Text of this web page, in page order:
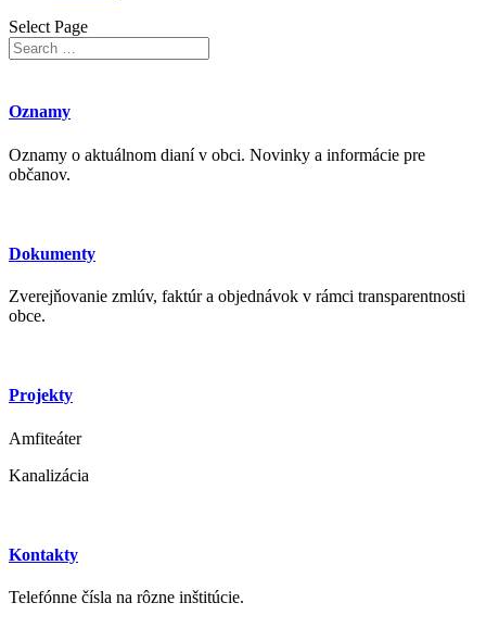
Select Page
Oznamy
Oznamy o aktuálnom dianí v obci. Novinky a informácie pre
občanov.
Dokumenty
Zverejňovanie zmlúv, faktúr a objednávok v rámci transparentnosti
obce.
Projekty
Amfiteáter
Kanalizácia
Kontakty
Telefónne čísla na rôzne inštitúcie.